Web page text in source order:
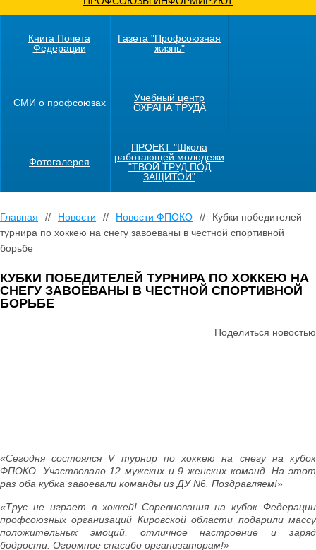
Книга Почета
Федерации
Газета "Профсоюзная
жизнь"
СМИ о профсоюзах
Учебный центр
ОХРАНА ТРУДА
Фотогалерея
ПРОЕКТ "Школа
работающей молодежи
"ТВОЙ ТРУД ПОД
ЗАЩИТОЙ"
Главная // Новости // Новости ФПОКО //
Кубки победителей
турнира по хоккею на снегу завоеваны в честной спортивной
борьбе
КУБКИ ПОБЕДИТЕЛЕЙ ТУРНИРА ПО ХОККЕЮ НА
СНЕГУ ЗАВОЕВАНЫ В ЧЕСТНОЙ СПОРТИВНОЙ
БОРЬБЕ
Поделиться новостью
«Сегодня состоялся V турнир по хоккею на снегу на кубок
ФПОКО. Участвовало 12 мужских и 9 женских команд. На этот
раз оба кубка завоевали команды из ДУ N6. Поздравляем!»
«Трус не играет в хоккей! Соревнования на кубок Федерации
профсоюзных организаций Кировской области подарили массу
положительных эмоций, отличное настроение и заряд
бодрости. Огромное спасибо организаторам!»